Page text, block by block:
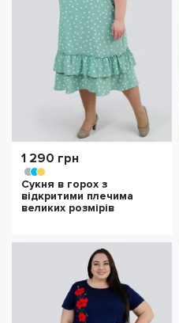
1 290 грн
Сукня в горох з
відкритими плечима
великих розмірів